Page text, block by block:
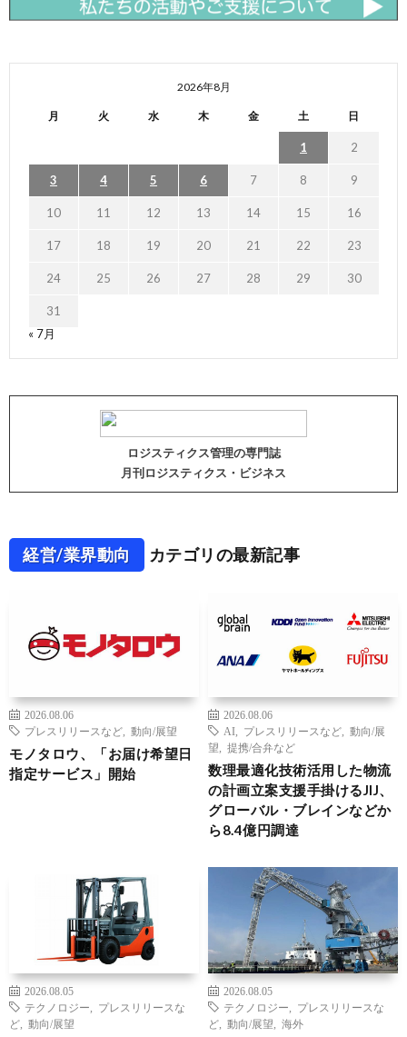
2026年8月
月 火 水 木 金 土 日
1 2
3 4 5 6 7 8 9
10 11 12 13 14 15 16
17 18 19 20 21 22 23
24 25 26 27 28 29 30
31
« 7月
ロジスティクス管理の専門誌
月刊ロジスティクス・ビジネス
経営/業界動向 カテゴリの最新記事
2026.08.06
プレスリリースなど
動向/展望
モノタロウ、「お届け希望日
指定サービス」開始
2026.08.06
AI
プレスリリースなど
動向/展
望
提携/合弁など
数理最適化技術活用した物流
の計画立案支援手掛けるJIJ、
グローバル・ブレインなどか
ら8.4億円調達
2026.08.05
テクノロジー
プレスリリースな
ど
動向/展望
2026.08.05
テクノロジー
プレスリリースな
ど
動向/展望 海外